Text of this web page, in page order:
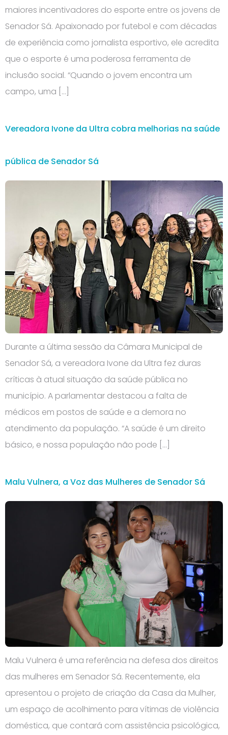
maiores incentivadores do esporte entre os jovens de
Senador Sá. Apaixonado por futebol e com décadas
de experiência como jornalista esportivo, ele acredita
que o esporte é uma poderosa ferramenta de
inclusão social. “Quando o jovem encontra um
campo, uma […]
Vereadora Ivone da Ultra cobra melhorias na saúde
pública de Senador Sá
Durante a última sessão da Câmara Municipal de
Senador Sá, a vereadora Ivone da Ultra fez duras
críticas à atual situação da saúde pública no
município. A parlamentar destacou a falta de
médicos em postos de saúde e a demora no
atendimento da população. “A saúde é um direito
básico, e nossa população não pode […]
Malu Vulnera, a Voz das Mulheres de Senador Sá
Malu Vulnera é uma referência na defesa dos direitos
das mulheres em Senador Sá. Recentemente, ela
apresentou o projeto de criação da Casa da Mulher,
um espaço de acolhimento para vítimas de violência
doméstica, que contará com assistência psicológica,